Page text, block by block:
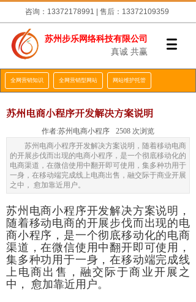
咨询：13372178991 | 售后：13372109359
苏州步乐网络科技有限公司
真诚 共赢
全网营销知识 全网营销型网站 网站维护托管
苏州电商小程序开发解决方案说明
作者:苏州电商小程序 2508 次浏览
苏州电商小程序开发解决方案说明，​随着移动电商
的开展步伐而出现的电商小程序，是一个彻底移动化的
电商渠道，在微信使用中翻开即可使用，集多种功用于
一身，在移动端完成线上电商出售，融交际于商业开展
之中， 愈加靠近用户。
苏州电商小程序开发解决方案说明，
随着移动电商的开展步伐而出现的电
商小程序，是一个彻底移动化的电商
渠道，在微信使用中翻开即可使用，
集多种功用于一身，在移动端完成线
上电商出售，融交际于商业开展之
中， 愈加靠近用户。